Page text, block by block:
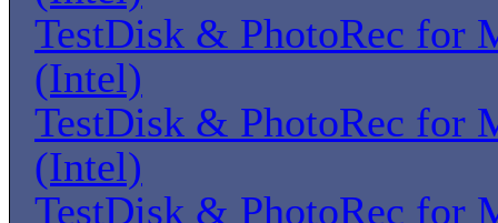
TestDisk & PhotoRec for
(Intel)
TestDisk & PhotoRec for
(Intel)
TestDisk & PhotoRec for